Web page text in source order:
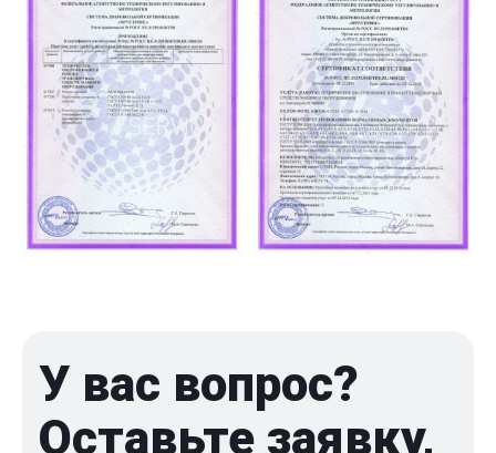
У вас вопрос?
Оставьте заявку,